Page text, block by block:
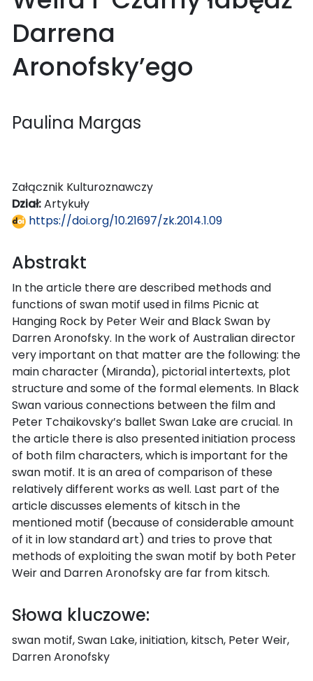
Darrena
Aronofsky’ego
Paulina Margas
Załącznik Kulturoznawczy
Dział:Artykuły
https://doi.org/10.21697/zk.2014.1.09
Abstrakt
In the article there are described methods and
functions of swan motif used in films Picnic at
Hanging Rock by Peter Weir and Black Swan by
Darren Aronofsky. In the work of Australian director
very important on that matter are the following: the
main character (Miranda), pictorial intertexts, plot
structure and some of the formal elements. In Black
Swan various connections between the film and
Peter Tchaikovsky’s ballet Swan Lake are crucial. In
the article there is also presented initiation process
of both film characters, which is important for the
swan motif. It is an area of comparison of these
relatively different works as well. Last part of the
article discusses elements of kitsch in the
mentioned motif (because of considerable amount
of it in low standard art) and tries to prove that
methods of exploiting the swan motif by both Peter
Weir and Darren Aronofsky are far from kitsch.
Słowa kluczowe:
swan motif, Swan Lake, initiation, kitsch, Peter Weir,
Darren Aronofsky